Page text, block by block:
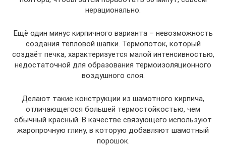
нерационально.
Ещё один минус кирпичного варианта – невозможность
создания тепловой шапки. Термопоток, который
создаёт печка, характеризуется малой интенсивностью,
недостаточной для образования термоизоляционного
воздушного слоя.
Делают такие конструкции из шамотного кирпича,
отличающегося большей термостойкостью, чем
обычный красный. В качестве связующего используют
жаропрочную глину, в которую добавляют шамотный
порошок.